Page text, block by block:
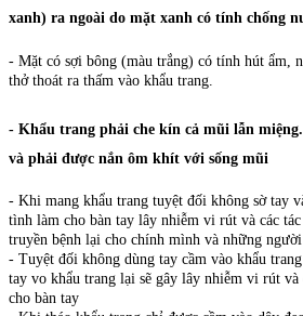
xanh) ra ngoài do mặt xanh có tính chống
- Mặt có sợi bông (màu trắng) có tính hút ẩm,
thở thoát ra thấm vào khẩu trang.
- Khẩu trang phải che kín cả mũi lẫn
và phải được nắn ôm khít với sống mũi
- Khi mang khẩu trang tuyệt đối không sờ tay
tình làm cho bàn tay lây nhiễm vi rút và các tác
truyền bệnh lại cho chính mình và những
- Tuyệt đối không dùng tay cầm vào khẩu
tay vo khẩu trang lại sẽ gây lây nhiễm vi rút và
cho bàn tay